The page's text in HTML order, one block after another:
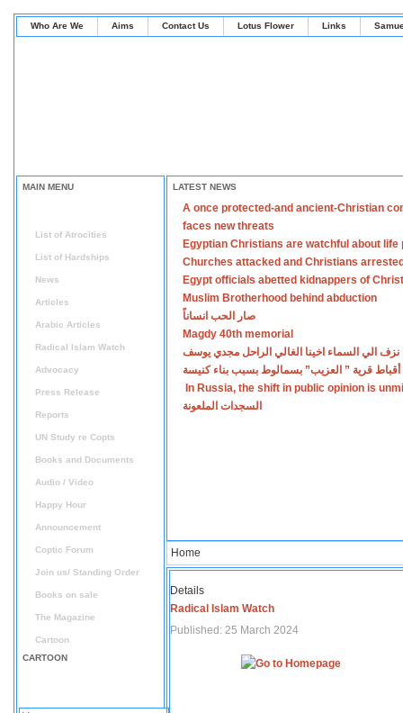
Who Are We Aims Contact Us Lotus Flower Links
MAIN MENU
List of Atrocities
List of Hardships
News
Articles
Arabic Articles
Radical Islam Watch
Advocacy
Press Release
Reports
UN Study re Copts
Books and Documents
Audio / Video
Happy Hour
Announcement
Coptic Forum
Join us/ Standing Order
Books on sale
The Magazine
Cartoon
CARTOON
LATEST NEWS
A once protected-and ancient-Christian
faces new threats
Egyptian Christians are watchful about life
Churches attacked and Christians
Egypt officials abetted kidnappers of
Muslim Brotherhood behind abduction
صار الحب انساناً
Magdy 40th memorial
نزف الي السماء اخينا الغالي الراحل مجدي يوسف
أقباط قرية ” العزيب” بسمالوط بسبب بناء كنيسة
In Russia, the shift in public opinion is
السجدات الملعونة
Home
Details
Radical Islam Watch
Published: 25 March 2024